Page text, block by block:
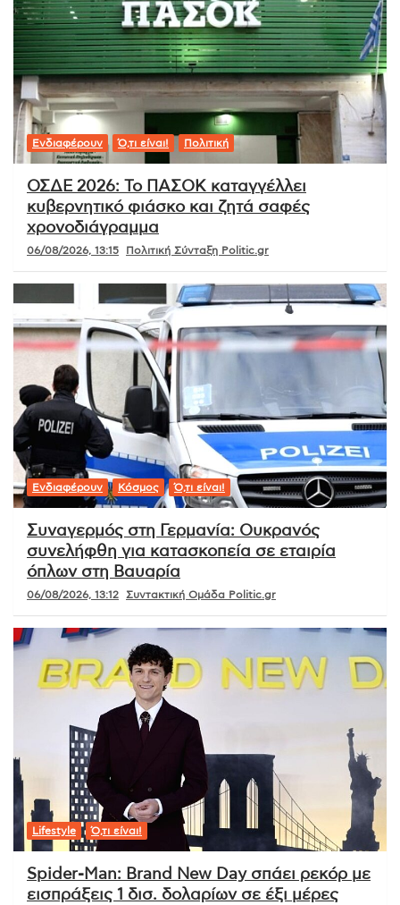
Ενδιαφέρουν Ό,τι είναι! Πολιτική
ΟΣΔΕ 2026: Το ΠΑΣΟΚ καταγγέλλει
κυβερνητικό φιάσκο και ζητά σαφές
χρονοδιάγραμμα
06/08/2026, 13:15 Πολιτική Σύνταξη Politic.gr
Ενδιαφέρουν Κόσμος Ό,τι είναι!
Συναγερμός στη Γερμανία: Ουκρανός
συνελήφθη για κατασκοπεία σε εταιρία
όπλων στη Βαυαρία
06/08/2026, 13:12 Συντακτική Ομάδα Politic.gr
Lifestyle Ό,τι είναι!
Spider-Man: Brand New Day σπάει ρεκόρ με
εισπράξεις 1 δισ. δολαρίων σε έξι μέρες